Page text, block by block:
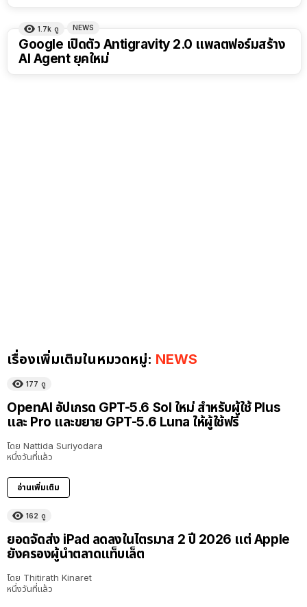
1.7k ดู NEWS
Google เปิดตัว Antigravity 2.0 แพลตฟอร์มสร้าง
AI Agent ยุคใหม่
เรื่องเพิ่มเติมในหมวดหมู่: NEWS
177 ดู
OpenAI อัปเกรด GPT-5.6 Sol ใหม่ สำหรับผู้ใช้ Plus
และ Pro และขยาย GPT-5.6 Luna ให้ผู้ใช้ฟรี
โดย Nattida Suriyodara
หนึ่งวันที่แล้ว
อ่านเพิ่มเติม
162 ดู
ยอดจัดส่ง iPad ลดลงในไตรมาส 2 ปี 2026 แต่ Apple
ยังครองผู้นำตลาดแท็บเล็ต
โดย Thitirath Kinaret
หนึ่งวันที่แล้ว